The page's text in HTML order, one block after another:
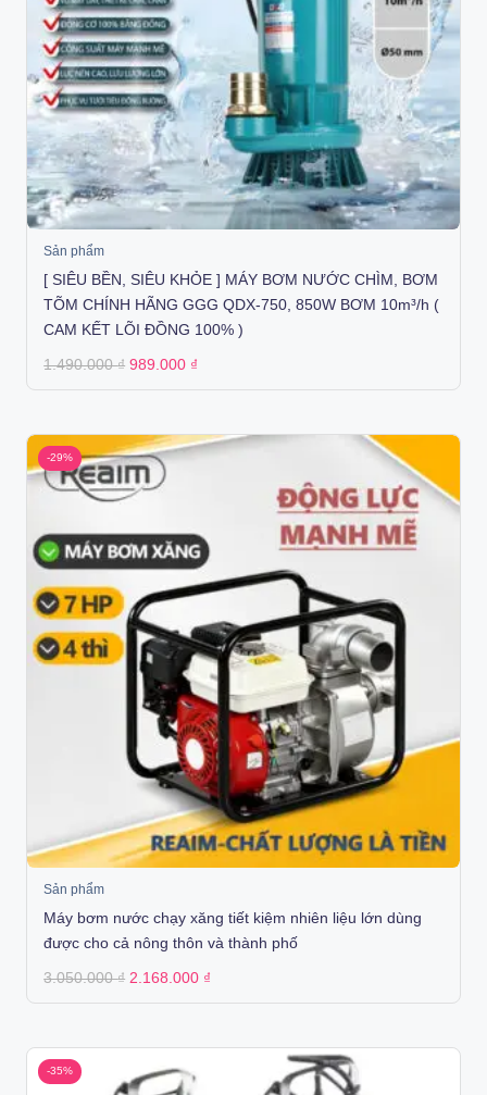
Sản phẩm
[ SIÊU BỀN, SIÊU KHỎE ] MÁY BƠM NƯỚC CHÌM, BƠM
TÕM CHÍNH HÃNG GGG QDX-750, 850W BƠM 10m³/h (
CAM KẾT LÕI ĐỒNG 100% )
1.490.000₫ Original
was:
989.000 ₫
is:
-29%
Sản phẩm
Máy bơm nước chạy xăng tiết kiệm nhiên liệu lớn dùng
được cho cả nông thôn và thành phố
3.050.000₫ Original
was:
2.168.000 ₫
is:
-35%